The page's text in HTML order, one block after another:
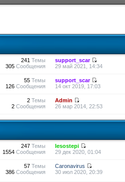
241 Темы
305Сообщения
support_scar
29 май 2021, 14:34
55Темы
126Сообщения
support_scar
14 окт 2019, 17:03
2Темы
2Сообщения
Admin
26 мар 2014, 22:53
247Темы
1554Сообщения
lesostepi
29 дек 2020, 01:04
57Темы
386Сообщения
Caronavirus
30 июл 2020, 20:39